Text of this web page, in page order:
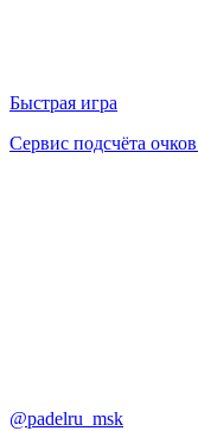
Быстрая игра
Сервис подсчёта
@padelru_msk